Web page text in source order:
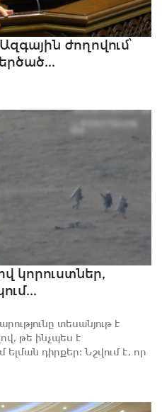
ժողովում՝
կորուստներ,
տեսանյութ է
թե ինչպես է
դիրքեր։ Նշվում է, որ